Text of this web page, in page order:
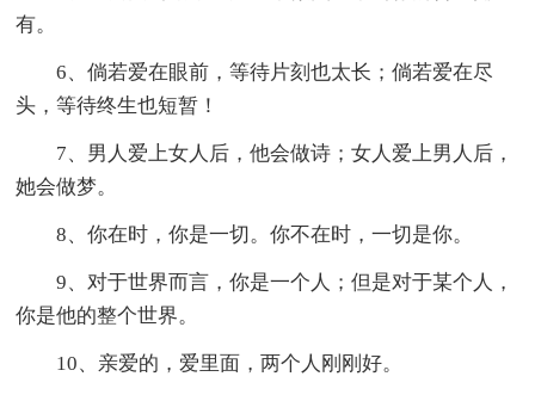
有。
6、倘若爱在眼前，等待片刻也太长；倘若爱在尽
头，等待终生也短暂！
7、男人爱上女人后，他会做诗；女人爱上男人后，
她会做梦。
8、你在时，你是一切。你不在时，一切是你。
9、对于世界而言，你是一个人；但是对于某个人，
你是他的整个世界。
10、亲爱的，爱里面，两个人刚刚好。